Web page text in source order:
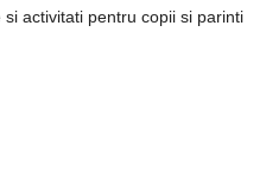
activitati pentru copii si parinti